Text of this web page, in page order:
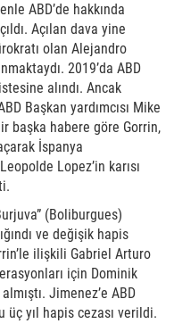
ABD’de hakkında
Açılan dava yine
olan Alejandro
2019’da ABD
alındı. Ancak
Başkan yardımcısı Mike
başka habere göre Gorrin,
İspanya
Lopez’in karısı
(Boliburgues)
ve değişik hapis
ilişkili Gabriel Arturo
için Dominik
Jimenez’e ABD
üç yıl hapis cezası verildi.